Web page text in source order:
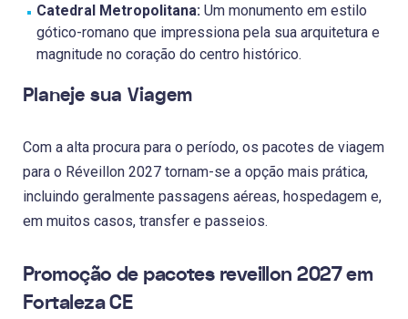
Catedral Metropolitana: Um monumento em estilo
gótico-romano que impressiona pela sua arquitetura e
magnitude no coração do centro histórico.
Planeje sua Viagem
Com a alta procura para o período, os pacotes de viagem
para o Réveillon 2027 tornam-se a opção mais prática,
incluindo geralmente passagens aéreas, hospedagem e,
em muitos casos, transfer e passeios.
Promoção de pacotes reveillon 2027 em
Fortaleza CE